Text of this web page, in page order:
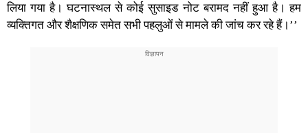
लिया गया है। घटनास्थल से कोई सुसाइड नोट बरामद नहीं हुआ है। हम
व्यक्तिगत और शैक्षणिक समेत सभी पहलुओं से मामले की जांच कर रहे हैं।’’